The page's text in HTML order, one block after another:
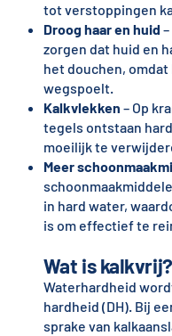
tot verstoppingen
Droog haar en huid
zorgen dat huid en
het douchen,
wegspoelt.
Kalkvlekken – Op
tegels ontstaan
moeilijk te
Meer
in hard water,
is om effectief te
Wat is kalkvrij?
Waterhardheid
hardheid (DH). Bij
sprake van